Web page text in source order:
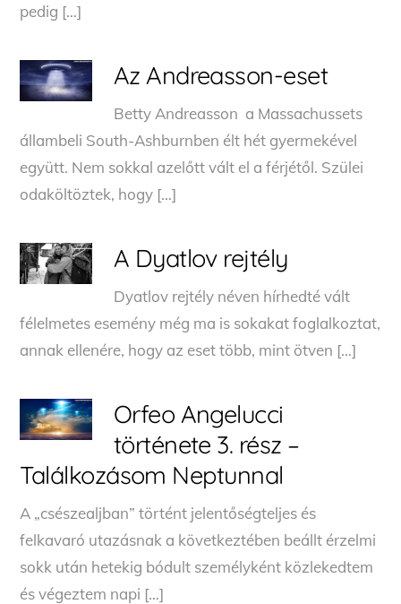
pedig […]
Az Andreasson-eset
Betty Andreasson a Massachussets
állambeli South-Ashburnben élt hét gyermekével
együtt. Nem sokkal azelőtt vált el a férjétől. Szülei
odaköltöztek, hogy […]
A Dyatlov rejtély
Dyatlov rejtély néven hírhedté vált
félelmetes esemény még ma is sokakat foglalkoztat,
annak ellenére, hogy az eset több, mint ötven […]
Orfeo Angelucci
története 3. rész –
Találkozásom Neptunnal
A „csészealjban” történt jelentőségteljes és
felkavaró utazásnak a következtében beállt érzelmi
sokk után hetekig bódult személyként közlekedtem
és végeztem napi […]